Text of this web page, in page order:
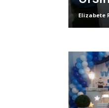
Elizabete